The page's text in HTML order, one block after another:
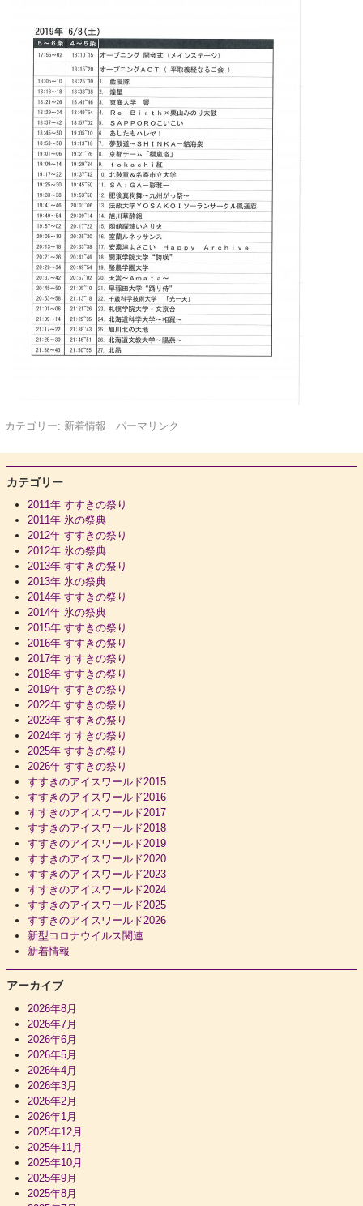
カテゴリー: 新着情報 パーマリンク
カテゴリー
2011年 すすきの祭り
2011年 氷の祭典
2012年 すすきの祭り
2012年 氷の祭典
2013年 すすきの祭り
2013年 氷の祭典
2014年 すすきの祭り
2014年 氷の祭典
2015年 すすきの祭り
2016年 すすきの祭り
2017年 すすきの祭り
2018年 すすきの祭り
2019年 すすきの祭り
2022年 すすきの祭り
2023年 すすきの祭り
2024年 すすきの祭り
2025年 すすきの祭り
2026年 すすきの祭り
すすきのアイスワールド2015
すすきのアイスワールド2016
すすきのアイスワールド2017
すすきのアイスワールド2018
すすきのアイスワールド2019
すすきのアイスワールド2020
すすきのアイスワールド2023
すすきのアイスワールド2024
すすきのアイスワールド2025
すすきのアイスワールド2026
新型コロナウイルス関連
新着情報
アーカイブ
2026年8月
2026年7月
2026年6月
2026年5月
2026年4月
2026年3月
2026年2月
2026年1月
2025年12月
2025年11月
2025年10月
2025年9月
2025年8月